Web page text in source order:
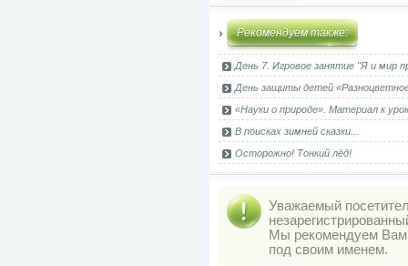
Рекомендуем также:
День 7. Игровое занятие "Я и мир
День защиты детей
«Науки о природе». Материал к
В поисках зимней сказки...
Осторожно! Тонкий лёд!
Уважаемый
Мы рекомендуем
под своим именем.